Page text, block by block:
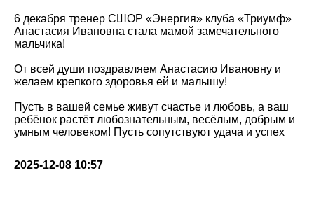
6 декабря тренер СШОР «Энергия» клуба «Триумф»
Анастасия Ивановна стала мамой замечательного
мальчика!
От всей души поздравляем Анастасию Ивановну и
желаем крепкого здоровья ей и малышу!
Пусть в вашей семье живут счастье и любовь, а ваш
ребёнок растёт любознательным, весёлым, добрым и
умным человеком! Пусть сопутствуют удача и успех
2025-12-08 10:57